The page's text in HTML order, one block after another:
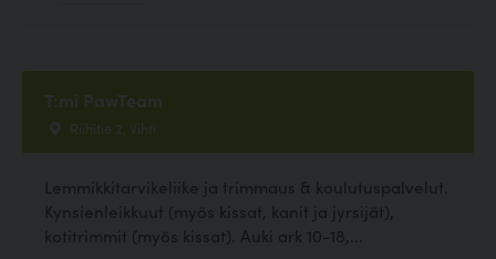
T:mi PawTeam
Riihitie 2, Vihti
Lemmikkitarvikeliike ja trimmaus & koulutuspalvelut.
Kynsienleikkuut (myös kissat, kanit ja jyrsijät),
kotitrimmit (myös kissat). Auki ark 10-18,...